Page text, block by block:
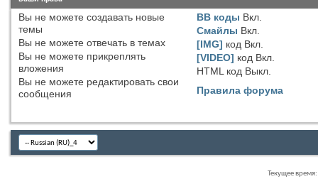
Вы не можете создавать новые
темы
Вы не можете отвечать в темах
Вы не можете прикреплять
вложения
Вы не можете редактировать свои
сообщения
BB коды Вкл.
Смайлы Вкл.
[IMG] код Вкл.
[VIDEO] код Вкл.
HTML код Выкл.
Правила форума
Текущее время: